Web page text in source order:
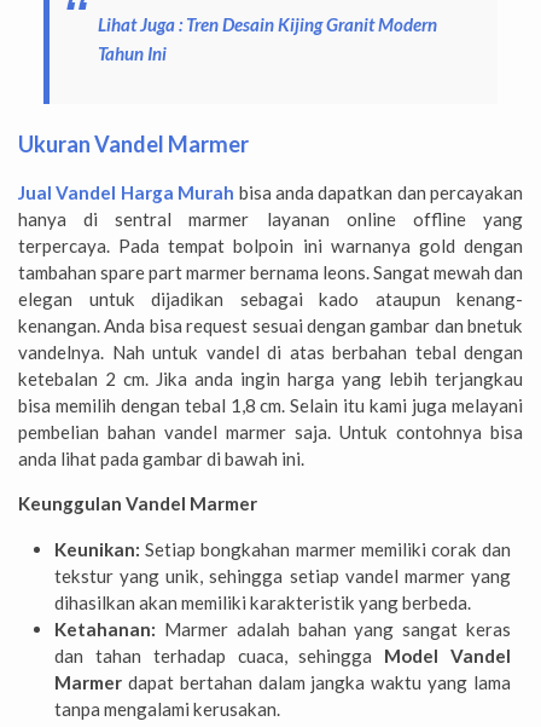
Lihat Juga :Tren Desain Kijing Granit Modern
Tahun Ini
Ukuran Vandel Marmer
Jual Vandel Harga Murah bisa anda dapatkan dan percayakan
hanya di sentral marmer layanan online offline yang
terpercaya. Pada tempat bolpoin ini warnanya gold dengan
tambahan spare part marmer bernama leons. Sangat mewah dan
elegan untuk dijadikan sebagai kado ataupun kenang-
kenangan. Anda bisa request sesuai dengan gambar dan bnetuk
vandelnya. Nah untuk vandel di atas berbahan tebal dengan
ketebalan 2 cm. Jika anda ingin harga yang lebih terjangkau
bisa memilih dengan tebal 1,8 cm. Selain itu kami juga melayani
pembelian bahan vandel marmer saja. Untuk contohnya bisa
anda lihat pada gambar di bawah ini.
Keunggulan Vandel Marmer
Keunikan: Setiap bongkahan marmer memiliki corak dan
tekstur yang unik, sehingga setiap vandel marmer yang
dihasilkan akan memiliki karakteristik yang berbeda.
Ketahanan: Marmer adalah bahan yang sangat keras
dan tahan terhadap cuaca, sehingga Model Vandel
Marmer dapat bertahan dalam jangka waktu yang lama
tanpa mengalami kerusakan.